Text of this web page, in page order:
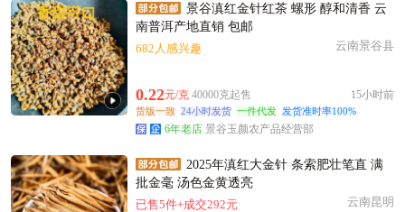
景谷滇红金针红茶 螺形 醇和清香 云
南普洱产地直销 包邮
682人感兴趣
云南景谷县
0.22元/克 40000克起售 15小时前
货版一致 24小时发货 一件代发 发货准时率100%
6年老店 景谷玉颜农产品经营部
2025年滇红大金针 条索肥壮笔直 满
批金毫 汤色金黄透亮
已售5件+成交292元
云南昆明